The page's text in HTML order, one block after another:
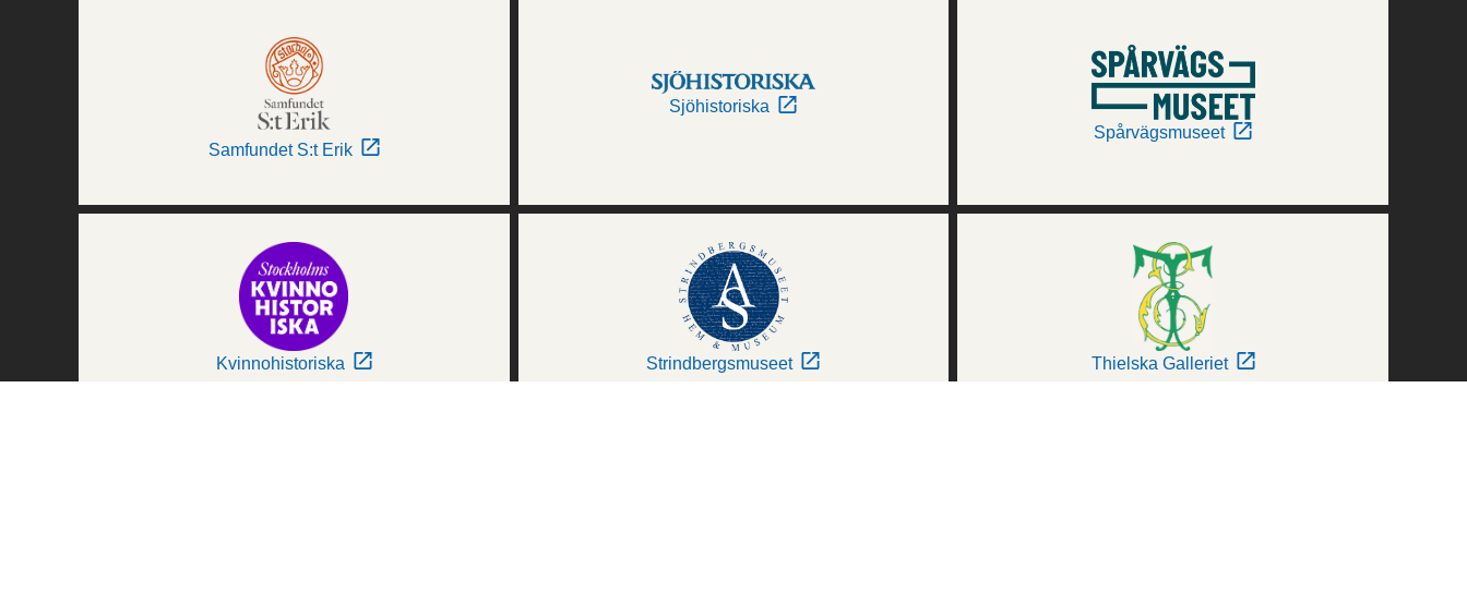
Samfundet S:t Erik
Sjöhistoriska
Spårvägsmuseet
Kvinnohistoriska Strindbergsmuseet Thielska Galleriet